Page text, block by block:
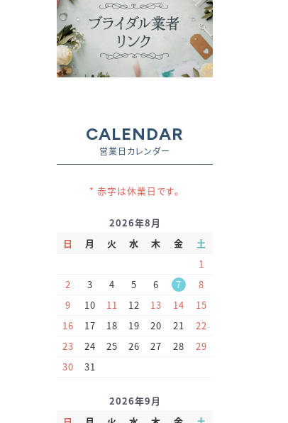
CALENDAR
営業日カレンダー
* 赤字は休業日です。
2026年8月
日
月 火 水 木 金
土
1
2
3 4 5 6 7
8
9
10 11 12 13 14
15
16
17 18 19 20 21
22
23
24 25 26 27 28
29
30
31
2026年9月